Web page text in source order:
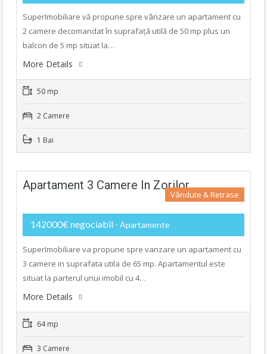
SuperImobiliare vă propune spre vânzare un apartament cu
2 camere decomandat în suprafață utilă de 50 mp plus un
balcon de 5 mp situat la…
More Details
50 mp
2 Camere
1 Bai
Apartament 3 Camere In Zorilor
Vândute & Retrase
142000€ negociabil - Apartamente
SuperImobiliare va propune spre vanzare un apartament cu
3 camere in suprafata utila de 65 mp. Apartamentul este
situat la parterul unui imobil cu 4…
More Details
64 mp
3 Camere